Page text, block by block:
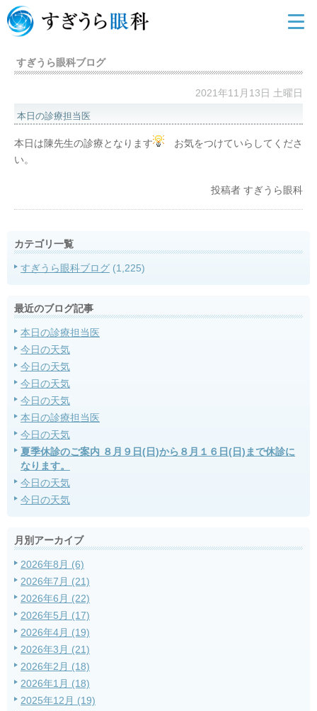
すぎうら眼科ブログ
2021年11月13日 土曜日
本日の診療担当医
本日は陳先生の診療となります
お気をつけていらしてくださ
い。
投稿者 すぎうら眼科
カテゴリ一覧
すぎうら眼科ブログ (1,225)
最近のブログ記事
本日の診療担当医
今日の天気
今日の天気
今日の天気
今日の天気
本日の診療担当医
今日の天気
夏季休診のご案内 ８月９日(日)から８月１６日(日)まで休診に
なります。
今日の天気
今日の天気
月別アーカイブ
2026年8月 (6)
2026年7月 (21)
2026年6月 (22)
2026年5月 (17)
2026年4月 (19)
2026年3月 (21)
2026年2月 (18)
2026年1月 (18)
2025年12月 (19)